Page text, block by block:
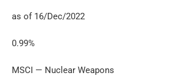
as of 16/Dec/2022
0.99%
MSCI — Nuclear Weapons